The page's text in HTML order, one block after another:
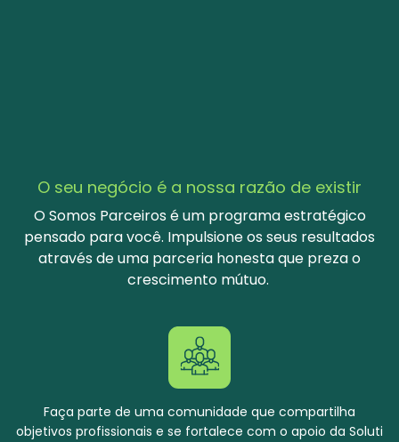
O seu negócio é a nossa razão de existir
O Somos Parceiros é um programa estratégico
pensado para você. Impulsione os seus resultados
através de uma parceria honesta que preza o
crescimento mútuo.
Faça parte de uma comunidade que compartilha
objetivos profissionais e se fortalece com o apoio da Soluti